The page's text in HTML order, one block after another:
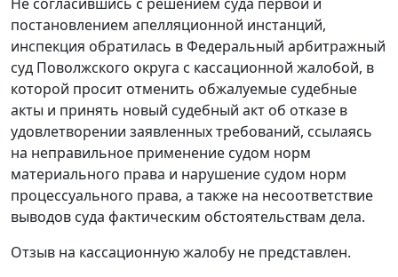
Не согласившись с решением суда первой и
постановлением апелляционной инстанций,
инспекция обратилась в Федеральный арбитражный
суд Поволжского округа с кассационной жалобой, в
которой просит отменить обжалуемые судебные
акты и принять новый судебный акт об отказе в
удовлетворении заявленных требований, ссылаясь
на неправильное применение судом норм
материального права и нарушение судом норм
процессуального права, а также на несоответствие
выводов суда фактическим обстоятельствам дела.
Отзыв на кассационную жалобу не представлен.